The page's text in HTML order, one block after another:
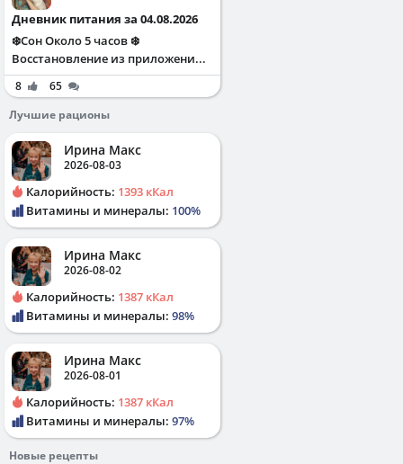
Дневник питания за 04.08.2026
❄️Сон Около 5 часов ❄️
Восстановление из приложени...
8
65
Лучшие рационы
Ирина Макс
2026-08-03
Калорийность: 1393 кКал
Витамины и минералы: 100%
Ирина Макс
2026-08-02
Калорийность: 1387 кКал
Витамины и минералы: 98%
Ирина Макс
2026-08-01
Калорийность: 1387 кКал
Витамины и минералы: 97%
Новые рецепты